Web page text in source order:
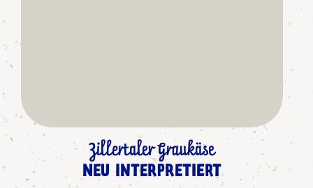
Zillertaler Graukäse
NEU INTERPRETIERT